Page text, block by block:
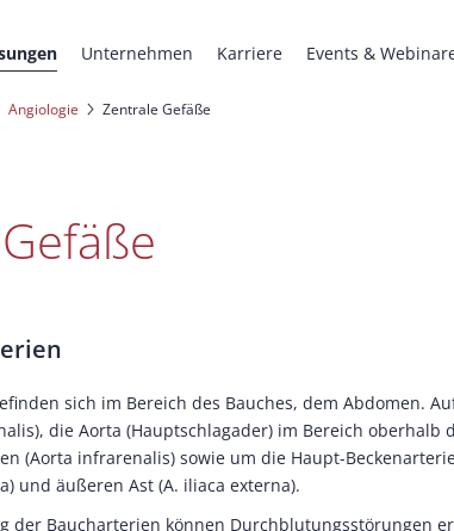
Unternehmen Karriere Events &
Angiologie Zentrale Gefäße
sich im Bereich des Bauches, dem Abdomen.
die Aorta (Hauptschlagader) im Bereich oberhalb
(Aorta infrarenalis) sowie um die Haupt-
und äußeren Ast (A. iliaca externa).
der Baucharterien können Durchblutungsstörungen